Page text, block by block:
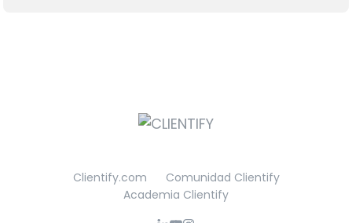
Clientify.com
Comunidad Clientify
Academia Clientify